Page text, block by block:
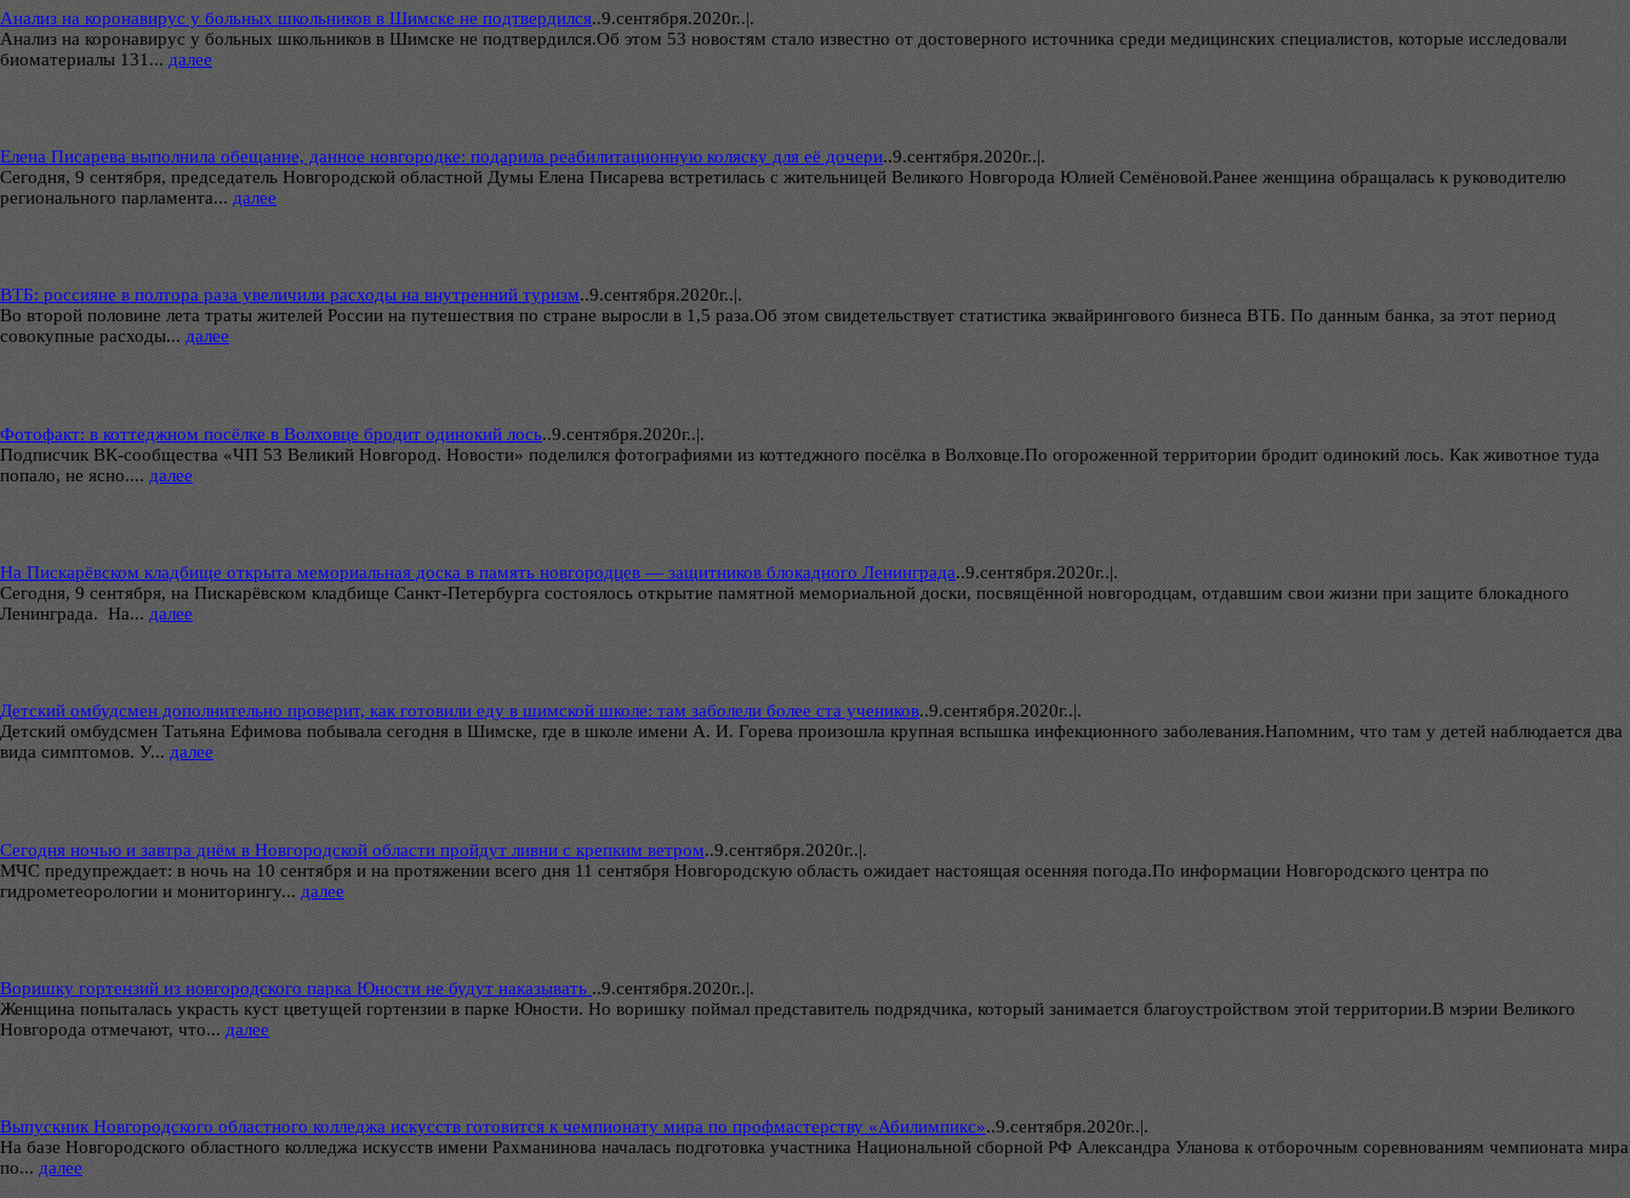
Анализ на коронавирус у больных школьников в Шимске не подтвердился..9.сентября.2020г..|.
Анализ на коронавирус у больных школьников в Шимске не подтвердился.Об этом 53 новостям стало известно от достоверного источника среди медицинских специалистов, которые исследовали
биоматериалы 131... далее
Елена Писарева выполнила обещание, данное новгородке: подарила реабилитационную коляску для её дочери..9.сентября.2020г..|.
Сегодня, 9 сентября, председатель Новгородской областной Думы Елена Писарева встретилась с жительницей Великого Новгорода Юлией Семёновой.Ранее женщина обращалась к руководителю
регионального парламента... далее
ВТБ: россияне в полтора раза увеличили расходы на внутренний туризм..9.сентября.2020г..|.
Во второй половине лета траты жителей России на путешествия по стране выросли в 1,5 раза.Об этом свидетельствует статистика эквайрингового бизнеса ВТБ. По данным банка, за этот период
совокупные расходы... далее
Фотофакт: в коттеджном посёлке в Волховце бродит одинокий лось..9.сентября.2020г..|.
Подписчик ВК-сообщества «ЧП 53 Великий Новгород. Новости» поделился фотографиями из коттеджного посёлка в Волховце.По огороженной территории бродит одинокий лось. Как животное туда
попало, не ясно.... далее
На Пискарёвском кладбище открыта мемориальная доска в память новгородцев — защитников блокадного Ленинграда..9.сентября.2020г..|.
Сегодня, 9 сентября, на Пискарёвском кладбище Санкт-Петербурга состоялось открытие памятной мемориальной доски, посвящённой новгородцам, отдавшим свои жизни при защите блокадного
Ленинграда. На... далее
Детский омбудсмен дополнительно проверит, как готовили еду в шимской школе: там заболели более ста учеников..9.сентября.2020г..|.
Детский омбудсмен Татьяна Ефимова побывала сегодня в Шимске, где в школе имени А. И. Горева произошла крупная вспышка инфекционного заболевания.Напомним, что там у детей наблюдается два
вида симптомов. У... далее
Сегодня ночью и завтра днём в Новгородской области пройдут ливни с крепким ветром..9.сентября.2020г..|.
МЧС предупреждает: в ночь на 10 сентября и на протяжении всего дня 11 сентября Новгородскую область ожидает настоящая осенняя погода.По информации Новгородского центра по
гидрометеорологии и мониторингу... далее
Воришку гортензий из новгородского парка Юности не будут наказывать ..9.сентября.2020г..|.
Женщина попыталась украсть куст цветущей гортензии в парке Юности. Но воришку поймал представитель подрядчика, который занимается благоустройством этой территории.В мэрии Великого
Новгорода отмечают, что... далее
Выпускник Новгородского областного колледжа искусств готовится к чемпионату мира по профмастерству «Абилимпикс»..9.сентября.2020г..|.
На базе Новгородского областного колледжа искусств имени Рахманинова началась подготовка участника Национальной сборной РФ Александра Уланова к отборочным соревнованиям чемпионата мира
по... далее